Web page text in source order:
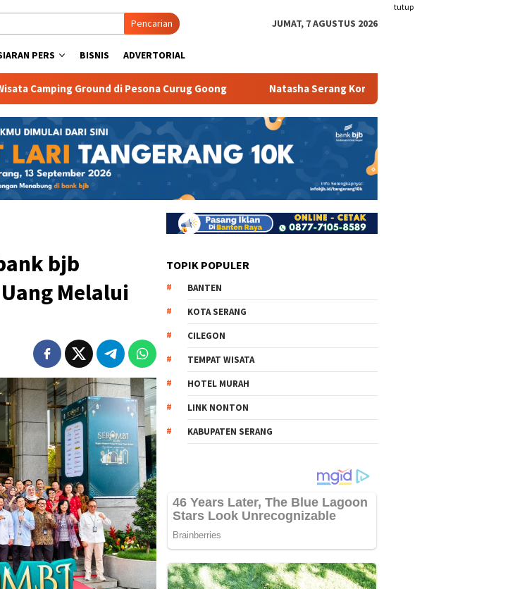
tutup
Pencarian JUMAT, 7 AGUSTUS 2026
PERS BISNIS ADVERTORIAL
di Pesona Curug Goong Natasha Serang Kombinasikan Facial dan Skinbooster untuk Hasil
bjb
Melalui
TOPIK POPULER
BANTEN
KOTA SERANG
CILEGON
TEMPAT WISATA
HOTEL MURAH
LINK NONTON
KABUPATEN SERANG